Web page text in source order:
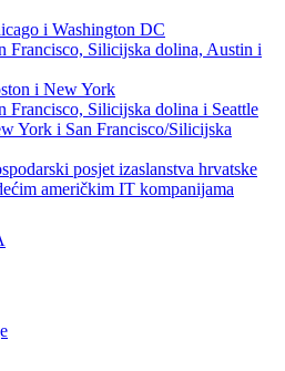
i Washington DC
Francisco, Silicijska dolina, Austin i
i New York
Francisco, Silicijska dolina i Seattle
York i San Francisco/Silicijska
posjet izaslanstva hrvatske
američkim IT kompanijama